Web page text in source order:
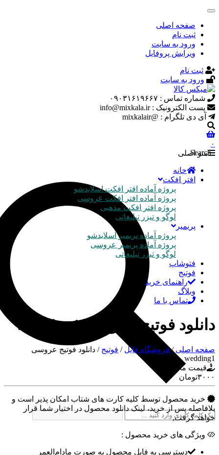
صفحه اصلی
ثبت نام
ورود به سایت
ویرایش پروفایل
ثبت نام
ورود به سایت
شماره تماس : ۰۹۰۳۱۶۱۹۶۶۷
پست الکترونیک : info@mixkala.ir
آی دی تلگرام : @mixkalair
۰
Search
منو اصلی
خانه
افتر افکت
پروژه آماده افتر افکت اسلایدشو
پروژه آماده افتر افکت عروسی
پروژه افتر افکت مذهبی
لوگو و تیزر تبلیغاتی
پریمیر
پروژه آماده پریمیر اسلایدشو
پروژه آماده پریمیر عروسی
لوگو و تیزر تبلیغاتی
فتوشاپ
فوتیج
راهنمای خرید
وبلاگ
تماس با ما
دانلود فوتیج عروسی wedding1
صفحه اصلی /فروشگاه فایل / فوتیج / دانلود فوتیج عروسی
wedding1
قیمت محصول :
۳۰۰۰تومان
خرید محصول توسط کلیه کارت های شتاب امکان پذیر است و
بلافاصله پس از خرید، لینک دانلود محصول در اختیار شما قرار
خواهد گرفت,
ویژگی های خرید محصول :
دسترسی به فایل محصول به صورت مادام‌العمر